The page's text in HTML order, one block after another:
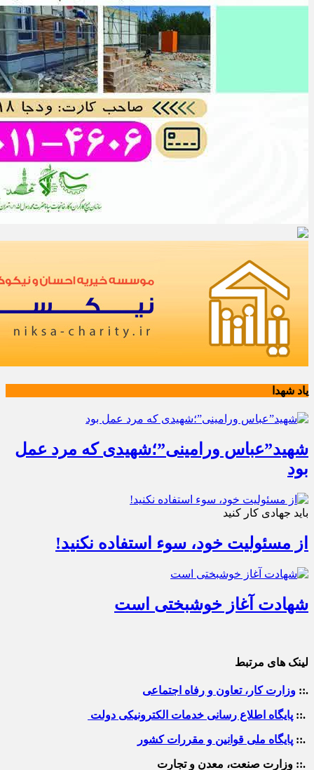
یاد شهدا
شهید”عباس ورامینی”؛شهیدی که مرد عمل
بود
باید جهادی کار کنید
از مسئولیت خود، سوء استفاده نکنید!
شهادت آغاز خوشبختی است
لینک های مرتبط
.:: وزارت کار، تعاون و رفاه اجتماعی
.:: پایگاه اطلاع رسانی خدمات الکترونیکی دولت
.:: پایگاه ملی قوانین و مقررات کشور
.:: وزارت صنعت، معدن و تجارت